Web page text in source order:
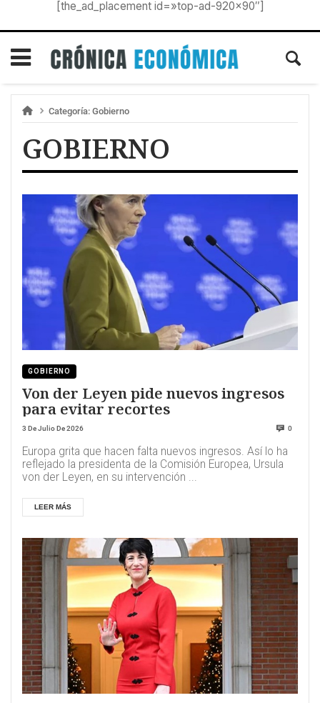
[the_ad_placement id=»top-ad-920×90″]
Categoría: Gobierno
GOBIERNO
GOBIERNO
Von der Leyen pide nuevos ingresos
para evitar recortes
3 De Julio De 2026 0
Europa grita que hacen falta nuevos ingresos. Así lo ha
reflejado la presidenta de la Comisión Europea, Ursula
von der Leyen, en su intervención ...
LEER MÁS